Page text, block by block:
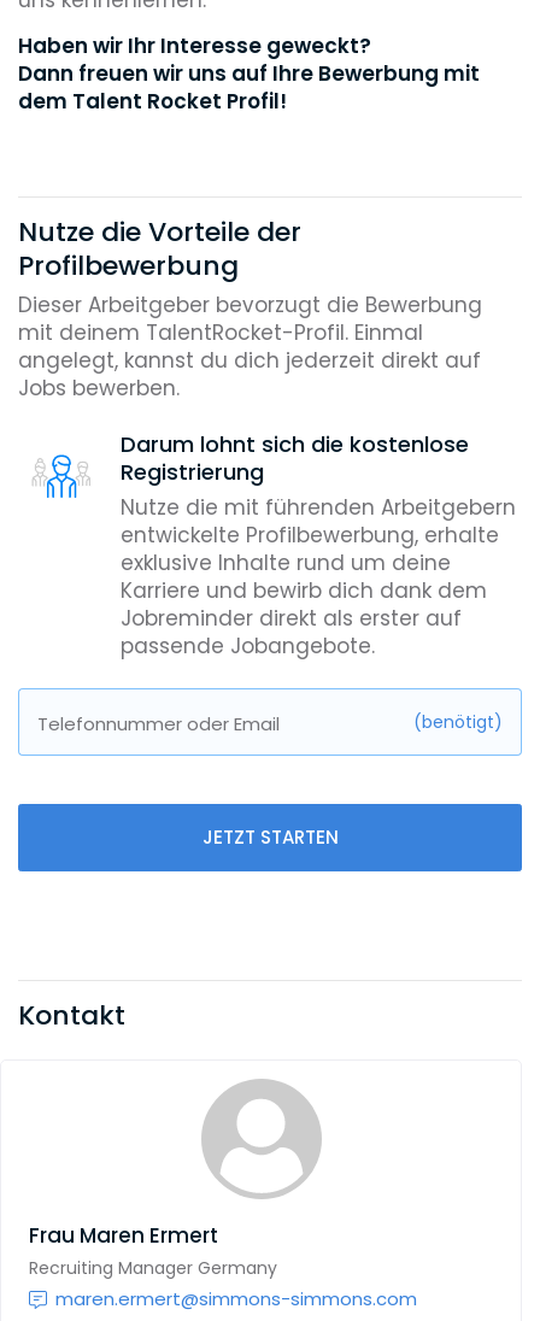
Haben wir Ihr Interesse geweckt?
Dann freuen wir uns auf Ihre Bewerbung mit
dem Talent Rocket Profil!
Nutze die Vorteile der
Profilbewerbung
Dieser Arbeitgeber bevorzugt die Bewerbung
mit deinem TalentRocket-Profil. Einmal
angelegt, kannst du dich jederzeit direkt auf
Jobs bewerben.
Darum lohnt sich die kostenlose
Registrierung
Nutze die mit führenden Arbeitgebern
entwickelte Profilbewerbung, erhalte
exklusive Inhalte rund um deine
Karriere und bewirb dich dank dem
Jobreminder direkt als erster auf
passende Jobangebote.
Telefonnummer oder Email (benötigt)
JETZT STARTEN
Kontakt
Frau Maren Ermert
Recruiting Manager Germany
maren.ermert@simmons-simmons.com